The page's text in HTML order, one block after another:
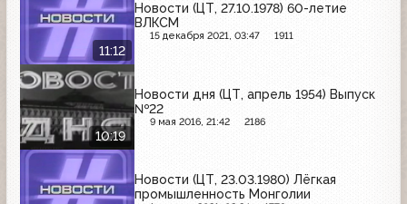
11:12
Новости (ЦТ, 27.10.1978) 60-летие
ВЛКСМ
15 декабря 2021, 03:47 1911
10:19
Новости дня (ЦТ, апрель 1954) Выпуск
№22
9 мая 2016, 21:42 2186
Новости (ЦТ, 23.03.1980) Лёгкая
промышленность Монголии